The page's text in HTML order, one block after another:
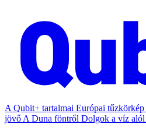
A Qubit+ tartalmai Európai tűzkörkép
jövő A Duna föntről Dolgok a víz alól